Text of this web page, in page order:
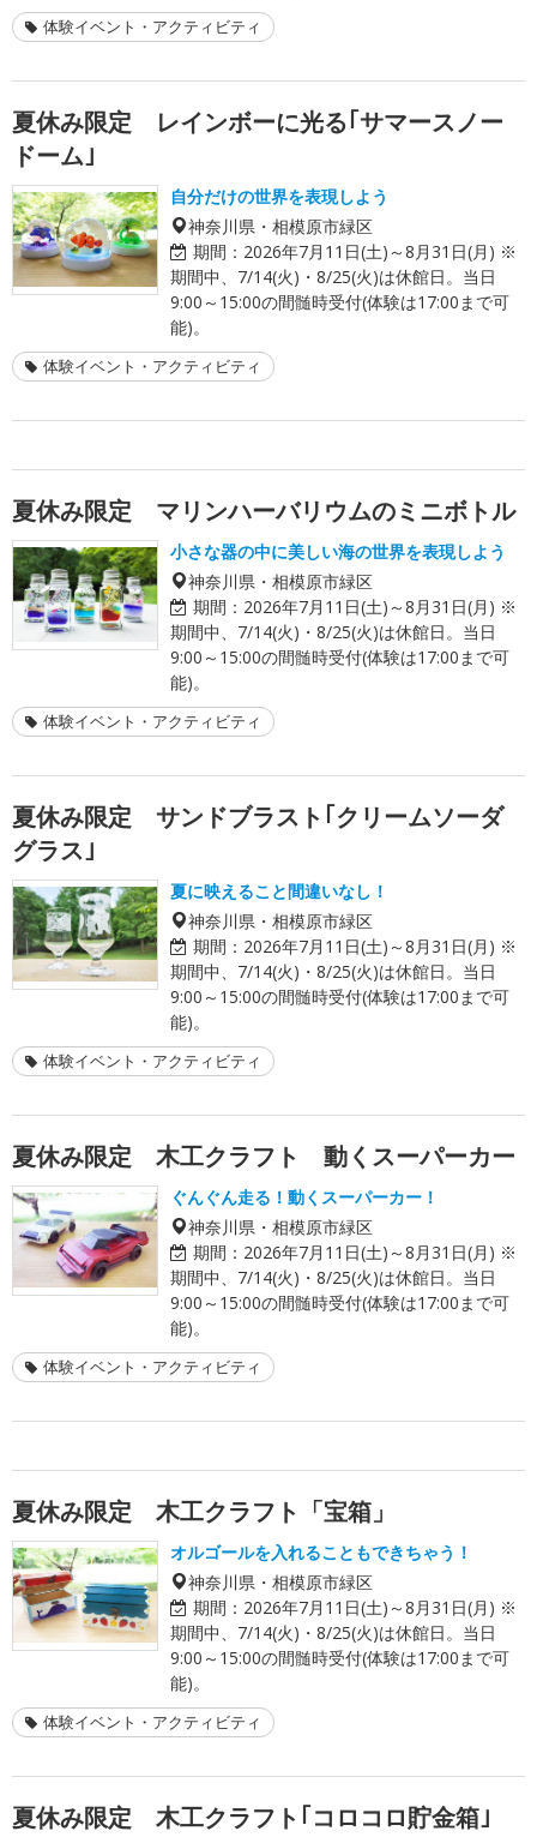
体験イベント・アクティビティ
夏休み限定 レインボーに光る｢サマースノー
ドーム｣
自分だけの世界を表現しよう
神奈川県・相模原市緑区
期間： 2026年7月11日(土)～8月31日(月) ※
期間中、7/14(火)・8/25(火)は休館日。当日
9:00～15:00の間髄時受付(体験は17:00まで可
能)。
体験イベント・アクティビティ
夏休み限定 マリンハーバリウムのミニボトル
小さな器の中に美しい海の世界を表現しよう
神奈川県・相模原市緑区
期間： 2026年7月11日(土)～8月31日(月) ※
期間中、7/14(火)・8/25(火)は休館日。当日
9:00～15:00の間髄時受付(体験は17:00まで可
能)。
体験イベント・アクティビティ
夏休み限定 サンドブラスト｢クリームソーダ
グラス｣
夏に映えること間違いなし！
神奈川県・相模原市緑区
期間： 2026年7月11日(土)～8月31日(月) ※
期間中、7/14(火)・8/25(火)は休館日。当日
9:00～15:00の間髄時受付(体験は17:00まで可
能)。
体験イベント・アクティビティ
夏休み限定 木工クラフト 動くスーパーカー
ぐんぐん走る！動くスーパーカー！
神奈川県・相模原市緑区
期間： 2026年7月11日(土)～8月31日(月) ※
期間中、7/14(火)・8/25(火)は休館日。当日
9:00～15:00の間髄時受付(体験は17:00まで可
能)。
体験イベント・アクティビティ
夏休み限定 木工クラフト「宝箱」
オルゴールを入れることもできちゃう！
神奈川県・相模原市緑区
期間： 2026年7月11日(土)～8月31日(月) ※
期間中、7/14(火)・8/25(火)は休館日。当日
9:00～15:00の間髄時受付(体験は17:00まで可
能)。
体験イベント・アクティビティ
夏休み限定 木工クラフト｢コロコロ貯金箱｣